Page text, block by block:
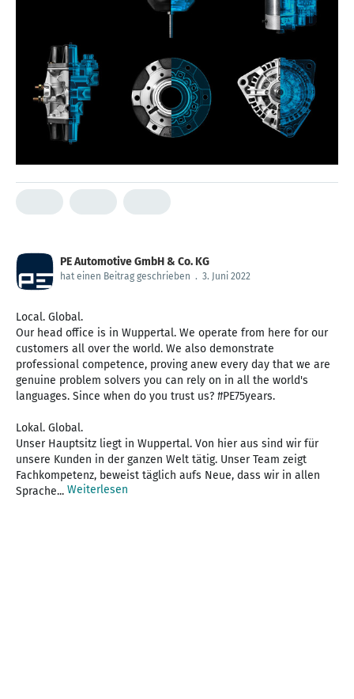
PE Automotive GmbH & Co. KG
hat einen Beitrag geschrieben . 3. Juni 2022
Local. Global.
Our head office is in Wuppertal. We operate from here for our
customers all over the world. We also demonstrate
professional competence, proving anew every day that we are
genuine problem solvers you can rely on in all the world's
languages. Since when do you trust us? #PE75years.
Lokal. Global.
Unser Hauptsitz liegt in Wuppertal. Von hier aus sind wir für
unsere Kunden in der ganzen Welt tätig. Unser Team zeigt
Fachkompetenz, beweist täglich aufs Neue, dass wir in allen
Sprache... Weiterlesen